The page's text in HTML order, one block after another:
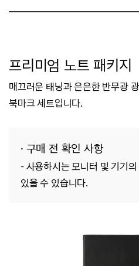
프리미엄 노트 패키지
매끄러운 태닝과 은은한 반무광
북마크 세트입니다.
· 구매 전 확인 사항
- 사용하시는 모니터 및 기기
있을 수 있습니다.